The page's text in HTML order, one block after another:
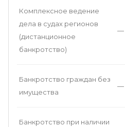
Комплексное ведение
дела в судах регионов
(дистанционное
банкротство)
—
Банкротство граждан без
имущества
—
Банкротство при наличии